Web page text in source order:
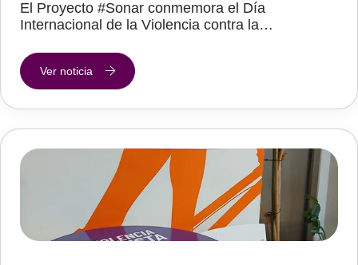
El Proyecto #Sonar conmemora el Día
Internacional de la Violencia contra la…
Ver noticia